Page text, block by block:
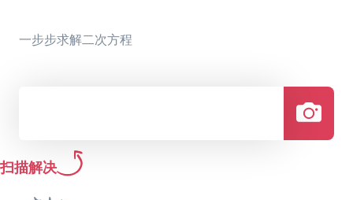
一步步求解二次方程
扫描解决